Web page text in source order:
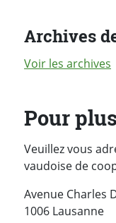
Archives
Voir les archives
Pour
Veuillez vous
vaudoise de
Avenue Charles
1006 Lausanne